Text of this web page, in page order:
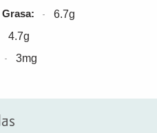
Grasa:
6.7g
4.7g
3mg